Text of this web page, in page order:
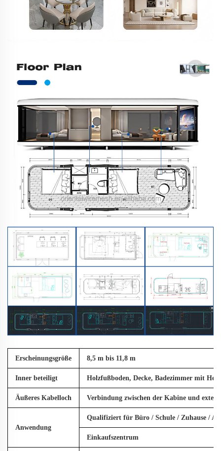
Erscheinungsgröße 8,5 m bis 11,8 m
Inner beteiligt Holzfußboden, Decke, Badezimmer mit
Äußeres Kabelloch Verbindung zwischen der Kabine und
Anwendung
Qualifiziert für Büro / Schule / Zuhause /
Einkaufszentrum